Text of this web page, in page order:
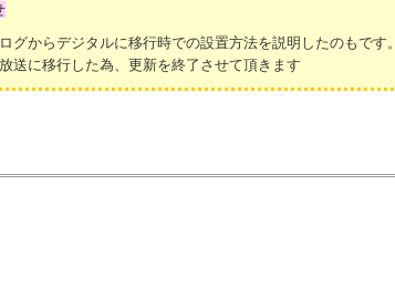
グからデジタルに移行時での設置方法を説明したのもです。
送に移行した為、更新を終了させて頂きます